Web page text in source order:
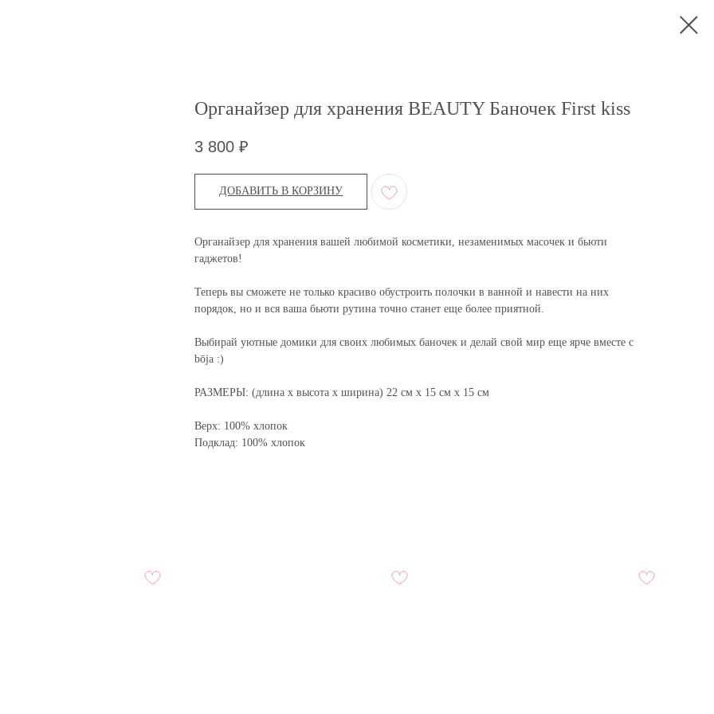
Органайзер для хранения BEAUTY Баночек First kiss
3 800 ₽
ДОБАВИТЬ В КОРЗИНУ
Органайзер для хранения вашей любимой косметики, незаменимых масочек и бьюти
гаджетов!
Теперь вы сможете не только красиво обустроить полочки в ванной и навести на них
порядок, но и вся ваша бьюти рутина точно станет еще более приятной.
Выбирай уютные домики для своих любимых баночек и делай свой мир еще ярче вместе с
bōja :)
РАЗМЕРЫ: (длина x высота х ширина) 22 см x 15 см x 15 см
Верх: 100% хлопок
Подклад: 100% хлопок